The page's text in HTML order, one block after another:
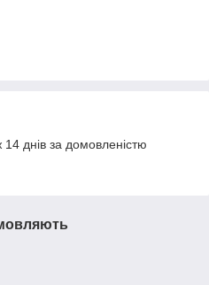
днів за домовленістю